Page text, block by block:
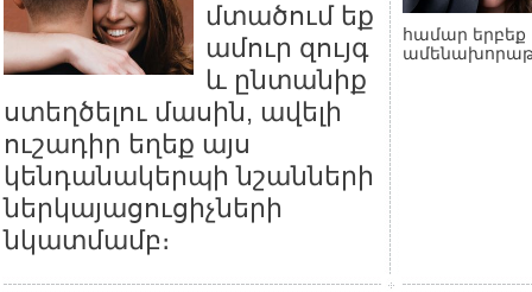
մտածում եք
ամուր զույգ
և ընտանիք
ստեղծելու մասին, ավելի
ուշադիր եղեք այս
կենդանակերպի նշանների
ներկայացուցիչների
նկատմամբ։
համար երբեք